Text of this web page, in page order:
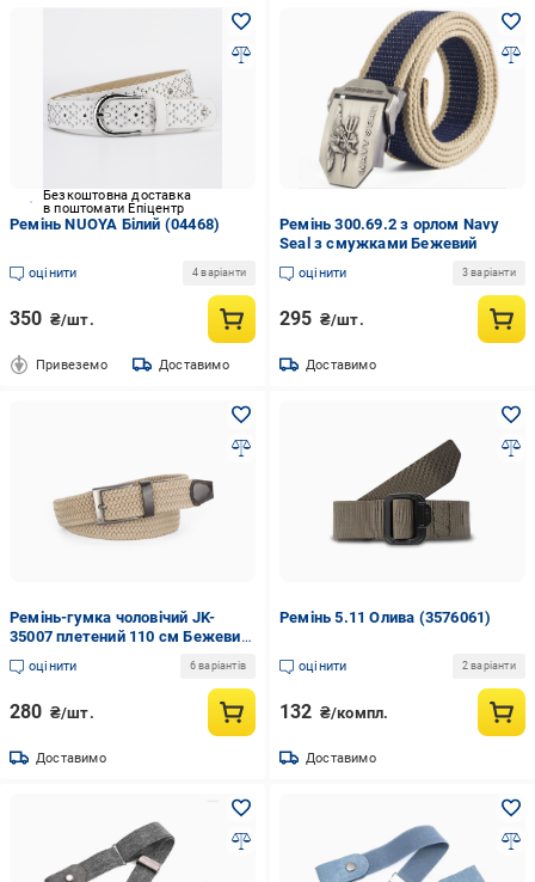
Безкоштовна доставка
в поштомати Епіцентр
Ремінь NUOYA Білий (04468)
оцінити 4 варіанти
350 ₴/шт.
Привеземо Доставимо
Ремінь 300.69.2 з орлом Navy
Seal з смужками Бежевий
оцінити 3 варіанти
295 ₴/шт.
Доставимо
Ремінь-гумка чоловічий JK-
35007 плетений 110 см Бежевий
(1932989575)
оцінити 6 варіантів
280 ₴/шт.
Доставимо
Ремінь 5.11 Олива (3576061)
оцінити 2 варіанти
132 ₴/компл.
Доставимо